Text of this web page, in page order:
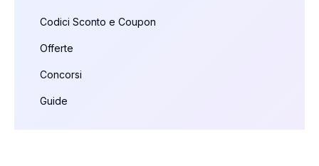
Codici Sconto e Coupon
Offerte
Concorsi
Guide